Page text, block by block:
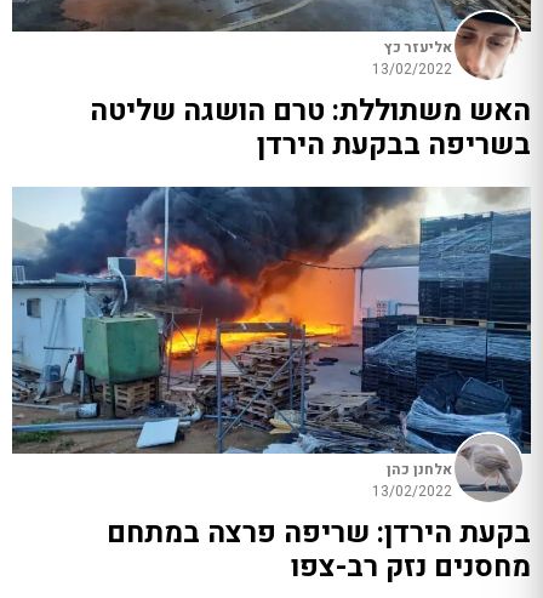
אליעזר כץ
13/02/2022
האש משתוללת: טרם הושגה שליטה
בשריפה בבקעת הירדן
אלחנן כהן
13/02/2022
בקעת הירדן: שריפה פרצה במתחם
מחסנים נזק רב-צפו